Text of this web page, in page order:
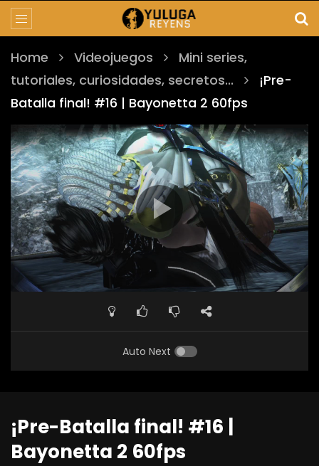
Home Videojuegos
Mini series,
tutoriales, curiosidades, secretos...
¡Pre-
Batalla final! #16 | Bayonetta 2 60fps
Auto Next
¡Pre-Batalla final! #16 |
Bayonetta 2 60fps